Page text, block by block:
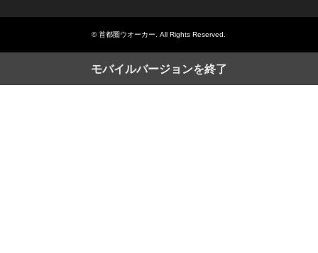
©首都圏ウオーカー . All Rights Reserved.
モバイルバージョンを終了